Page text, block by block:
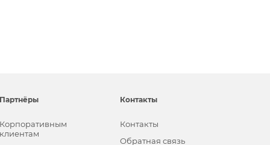
Контакты
Контакты
Обратная связь